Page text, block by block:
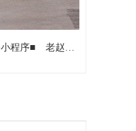
程序■ 老赵的HTCHD2已经7岁了,还能再战吗